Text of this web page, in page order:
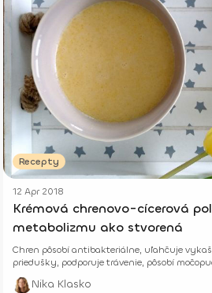
Recepty
12 Apr 2018
Krémová chrenovo-cícerová
metabolizmu ako stvorená
Chren pôsobí antibakteriálne, uľahčuje
priedušky, podporuje trávenie, pôsobí
vitamínu C. Cícerová polievka s ním je
Nika Klasko